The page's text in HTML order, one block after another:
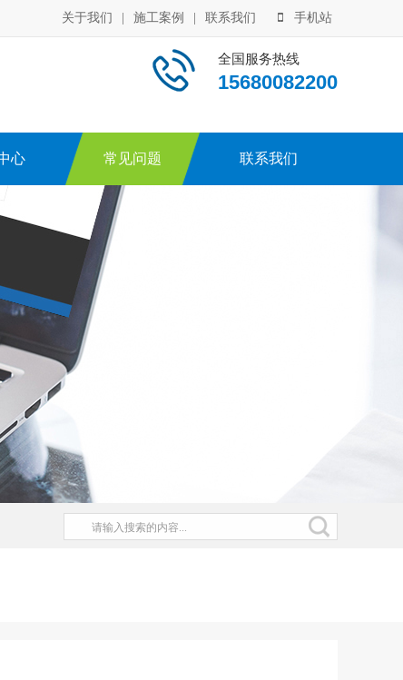
关于我们 施工案例 联系我们 手机站
全国服务热线
15680082200
心 常见问题 联系我们